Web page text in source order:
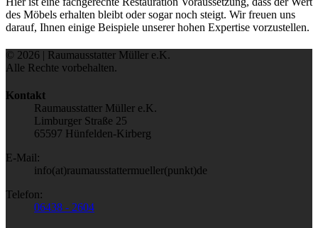
des Möbels erhalten bleibt oder sogar noch steigt. Wir freuen uns
darauf, Ihnen einige Beispiele unserer hohen Expertise vorzustellen.
© 2026 | Raumausstatter Müller e.K.
Alle Rechte vorbehalten.
Kontakt
Raumausstatter Müller e.K.
Limburger Straße 25
65597 Hünfelden-Kirberg
E-Mail:
info(at)raumausstattermueller(punkt)de
Telefon:
06438 - 2604